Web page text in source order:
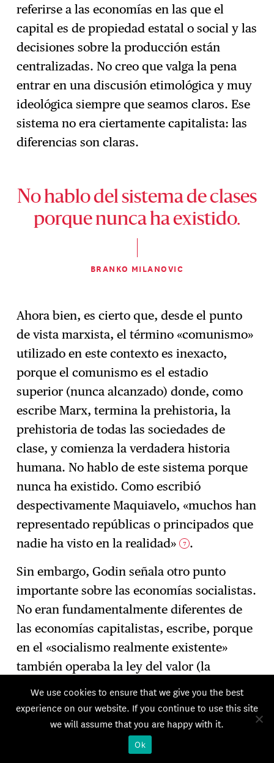
referirse a las economías en las que el
capital es de propiedad estatal o social y las
decisiones sobre la producción están
centralizadas. No creo que valga la pena
entrar en una discusión etimológica y muy
ideológica siempre que seamos claros. Ese
sistema no era ciertamente capitalista: las
diferencias son claras.
No hablo del sistema de clases
porque nunca ha existido.
BRANKO MILANOVIC
Ahora bien, es cierto que, desde el punto
de vista marxista, el término «comunismo»
utilizado en este contexto es inexacto,
porque el comunismo es el estadio
superior (nunca alcanzado) donde, como
escribe Marx, termina la prehistoria, la
prehistoria de todas las sociedades de
clase, y comienza la verdadera historia
humana. No hablo de este sistema porque
nunca ha existido. Como escribió
despectivamente Maquiavelo, «muchos han
representado repúblicas o principados que
nadie ha visto en la realidad» 7 .
Sin embargo, Godin señala otro punto
importante sobre las economías socialistas.
No eran fundamentalmente diferentes de
las economías capitalistas, escribe, porque
en el «socialismo realmente existente»
también operaba la ley del valor (la
producción se estimaba en valor de
cambio, no en valor de uso), las relaciones
en las empresas eran jerárquicas y el
«socialismo realmente existente» era (o
We use cookies to ensure that we give you the best
experience on our website. If you continue to use this site
we will assume that you are happy with it.
Ok